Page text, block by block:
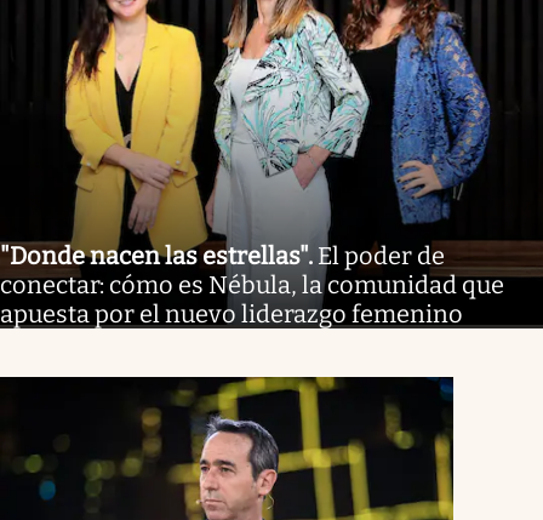
"Donde nacen las estrellas". El poder de
conectar: cómo es Nébula, la comunidad que
apuesta por el nuevo liderazgo femenino